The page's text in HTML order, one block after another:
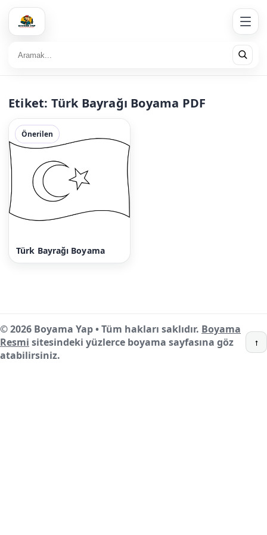
Etiket: Türk Bayrağı Boyama PDF
Önerilen
Türk Bayrağı Boyama
© 2026 Boyama Yap • Tüm hakları saklıdır. Boyama
Resmi sitesindeki yüzlerce boyama sayfasına göz
atabilirsiniz.
↑